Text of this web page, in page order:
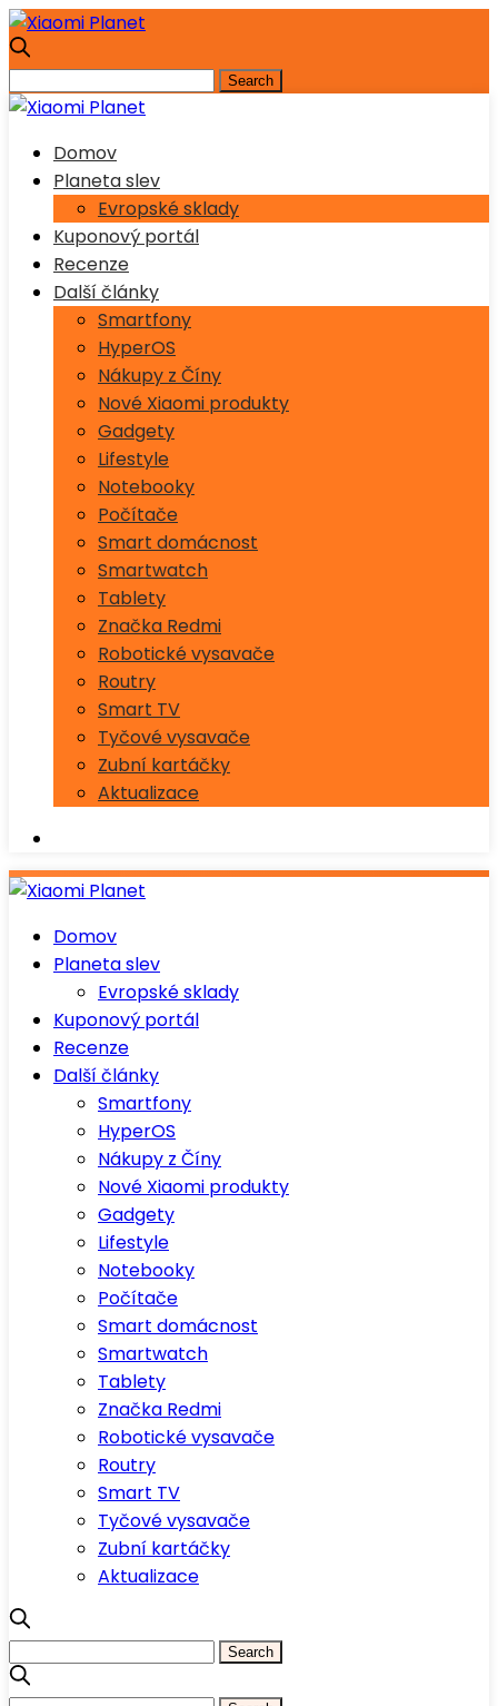
Domov
Planeta slev
Evropské sklady
Kuponový portál
Recenze
Další články
Smartfony
HyperOS
Nákupy z Číny
Nové Xiaomi produkty
Gadgety
Lifestyle
Notebooky
Počítače
Smart domácnost
Smartwatch
Tablety
Značka Redmi
Robotické vysavače
Routry
Smart TV
Tyčové vysavače
Zubní kartáčky
Aktualizace
Domov
Planeta slev
Evropské sklady
Kuponový portál
Recenze
Další články
Smartfony
HyperOS
Nákupy z Číny
Nové Xiaomi produkty
Gadgety
Lifestyle
Notebooky
Počítače
Smart domácnost
Smartwatch
Tablety
Značka Redmi
Robotické vysavače
Routry
Smart TV
Tyčové vysavače
Zubní kartáčky
Aktualizace